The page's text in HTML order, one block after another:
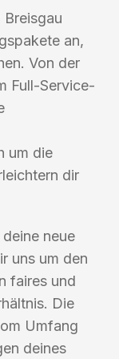
an,
Von der
Full-Service-
um die
dir
neue
uns um den
faires und
Die
Umfang
deines